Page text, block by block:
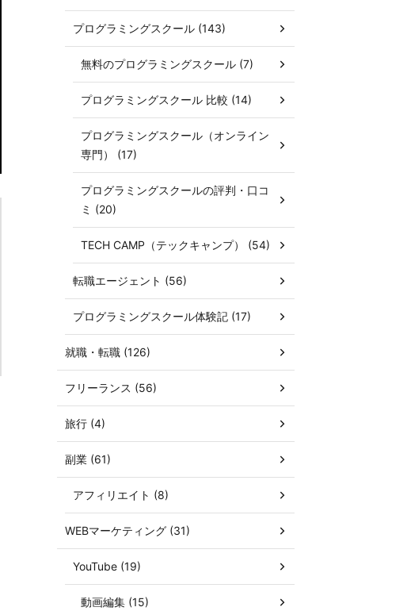
プログラミングスクール (143)
無料のプログラミングスクール (7)
プログラミングスクール 比較 (14)
プログラミングスクール（オンライン
専門） (17)
プログラミングスクールの評判・口コ
ミ (20)
TECH CAMP（テックキャンプ） (54)
転職エージェント (56)
プログラミングスクール体験記 (17)
就職・転職 (126)
フリーランス (56)
旅行 (4)
副業 (61)
アフィリエイト (8)
WEBマーケティング (31)
YouTube (19)
動画編集 (15)